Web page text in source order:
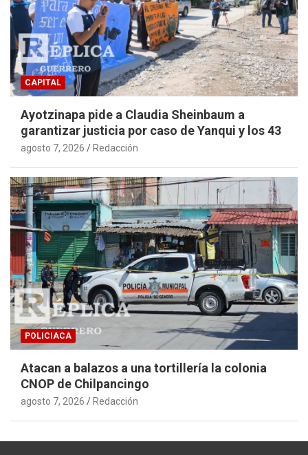
CAPITAL
Ayotzinapa pide a Claudia Sheinbaum a
garantizar justicia por caso de Yanqui y los 43
agosto 7, 2026 Redacción
POLICIACA
Atacan a balazos a una tortillería la colonia
CNOP de Chilpancingo
agosto 7, 2026 Redacción